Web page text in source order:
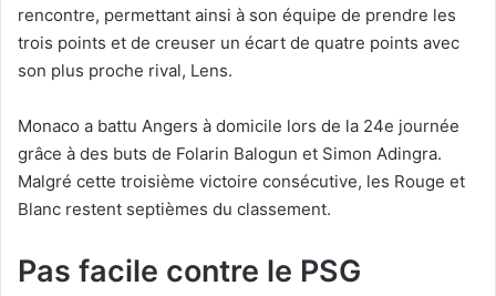
rencontre, permettant ainsi à son équipe de prendre les
trois points et de creuser un écart de quatre points avec
son plus proche rival, Lens.
Monaco a battu Angers à domicile lors de la 24e journée
grâce à des buts de Folarin Balogun et Simon Adingra.
Malgré cette troisième victoire consécutive, les Rouge et
Blanc restent septièmes du classement.
Pas facile contre le PSG